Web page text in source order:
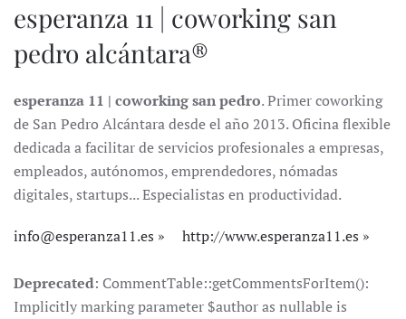
esperanza 11 | coworking san
pedro alcántara®
esperanza 11 | coworking san pedro. Primer coworking
de San Pedro Alcántara desde el año 2013. Oficina flexible
dedicada a facilitar de servicios profesionales a empresas,
empleados, autónomos, emprendedores, nómadas
digitales, startups... Especialistas en productividad.
info@esperanza11.es http://www.esperanza11.es
Deprecated: CommentTable::getCommentsForItem():
Implicitly marking parameter $author as nullable is